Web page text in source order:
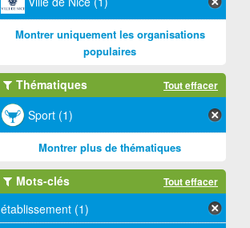
Montrer uniquement les organisations
populaires
Thématiques Tout effacer
Sport (1)
Montrer plus de thématiques
Mots-clés Tout effacer
établissement (1)